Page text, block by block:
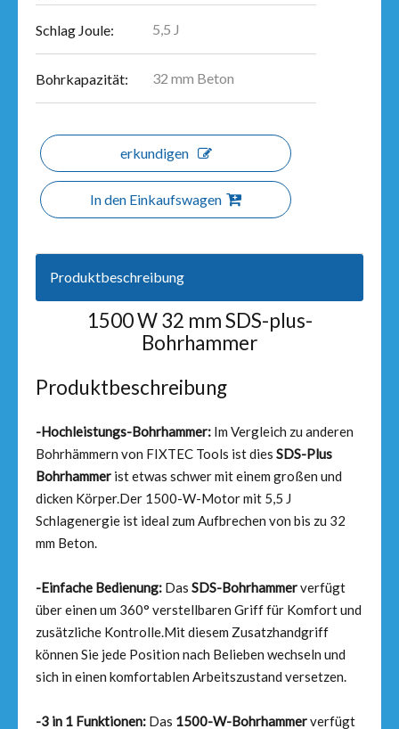
Schlag Joule: 5,5 J
Bohrkapazität: 32 mm Beton
erkundigen
In den Einkaufswagen
Produktbeschreibung
1500 W 32 mm SDS-plus-
Bohrhammer
Produktbeschreibung
-Hochleistungs-Bohrhammer: Im Vergleich zu anderen
Bohrhämmern von FIXTEC Tools ist dies SDS-Plus
Bohrhammer ist etwas schwer mit einem großen und
dicken Körper.Der 1500-W-Motor mit 5,5 J
Schlagenergie ist ideal zum Aufbrechen von bis zu 32
mm Beton.
-Einfache Bedienung: Das SDS-Bohrhammerverfügt
über einen um 360° verstellbaren Griff für Komfort und
zusätzliche Kontrolle.Mit diesem Zusatzhandgriff
können Sie jede Position nach Belieben wechseln und
sich in einen komfortablen Arbeitszustand versetzen.
-3 in 1 Funktionen: Das 1500-W-Bohrhammerverfügt